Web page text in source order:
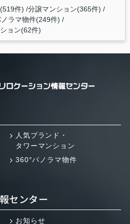
件) 分譲マンション(365件)
ラマ物件(249件)
ョン(62件)
人気ブランド・
タワーマンション
360°パノラマ物件
センター
お知らせ